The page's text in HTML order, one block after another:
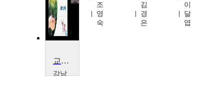
서
재
복
조
영
숙
김
경
은
이
달
엽
교육과미래융합
강남